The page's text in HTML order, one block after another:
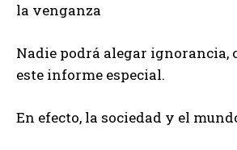
la venganza
Nadie podrá alegar ignorancia,
este informe especial.
En efecto, la sociedad y el